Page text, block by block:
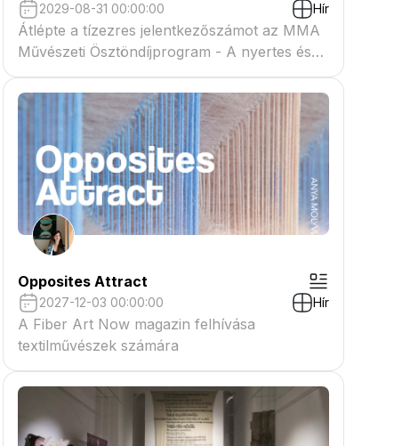
2029-08-31 00:00:00 Hír
Átlépte a tízezres jelentkezőszámot az MMA
Művészeti Ösztöndíjprogram - A nyertes és
tartaléklistás pályázók névsora megtekinthető
a csatolmányban
Opposites Attract
2027-12-03 00:00:00 Hír
A Fiber Art Now magazin felhívása
textilművészek számára